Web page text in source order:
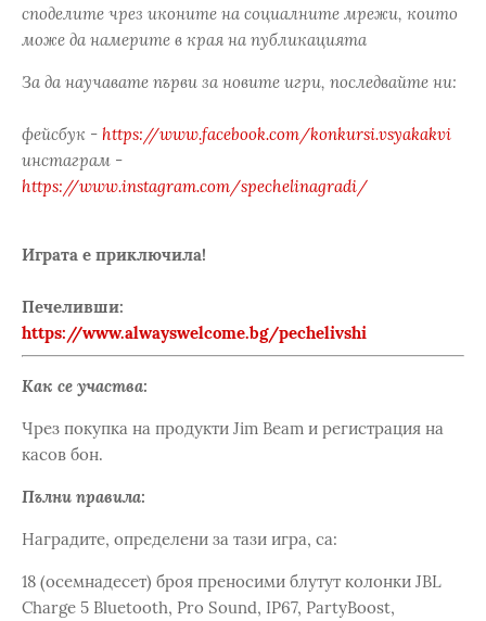
споделите чрез иконите на социалните мрежи, които
може да намерите в края на публикацията
За да научавате първи за новите игри, последвайте ни:
фейсбук - https://www.facebook.com/konkursi.vsyakakvi
инстаграм -
https://www.instagram.com/spechelinagradi/
Играта е приключила!
Печеливши:
https://www.alwayswelcome.bg/pechelivshi
Как се участва:
Чрез покупка на продукти Jim Beam и регистрация на
касов бон.
Пълни правила:
Наградите, определени за тази игра, са:
18 (осемнадесет) броя преносими блутут колонки JBL
Charge 5 Bluetooth, Pro Sound, IP67, PartyBoost,